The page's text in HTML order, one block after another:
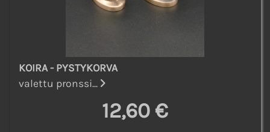
KOIRA - PYSTYKORVA
valettu pronssi...
12,60 €